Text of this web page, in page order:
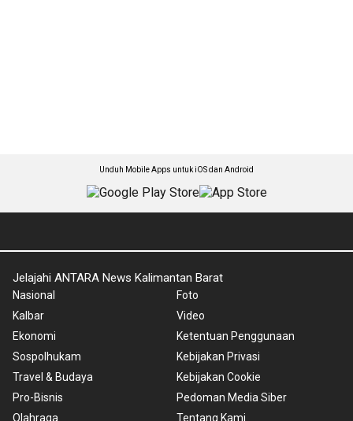
Unduh Mobile Apps untuk iOS dan Android
Jelajahi ANTARA News Kalimantan Barat
Nasional
Kalbar
Ekonomi
Sospolhukam
Travel & Budaya
Pro-Bisnis
Olahraga
Foto
Video
Ketentuan Penggunaan
Kebijakan Privasi
Kebijakan Cookie
Pedoman Media Siber
Tentang Kami